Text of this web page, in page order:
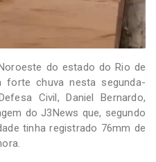
do estado do Rio de
chuva nesta segunda-
Civil, Daniel Bernardo,
do J3News que, segundo
tinha registrado 76mm de